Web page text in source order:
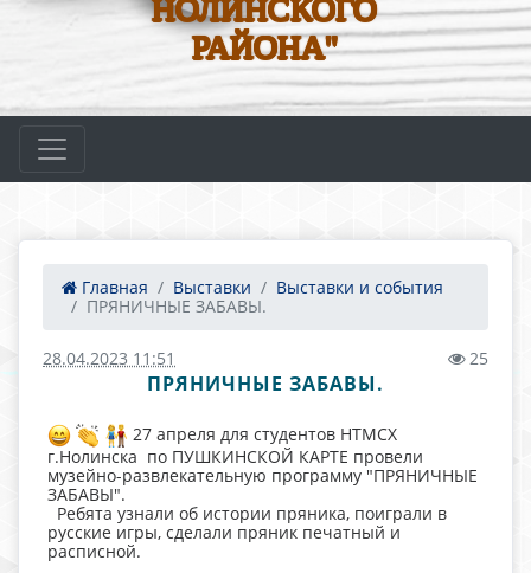
НОЛИНСКОГО
РАЙОНА"
Главная Выставки
Выставки и события
ПРЯНИЧНЫЕ ЗАБАВЫ.
28.04.2023 11:51 25
ПРЯНИЧНЫЕ ЗАБАВЫ.
27 апреля для студентов НТМСХ
г.Нолинска по ПУШКИНСКОЙ КАРТЕ провели
музейно-развлекательную программу "ПРЯНИЧНЫЕ
ЗАБАВЫ".
Ребята узнали об истории пряника, поиграли в
русские игры, сделали пряник печатный и
расписной.